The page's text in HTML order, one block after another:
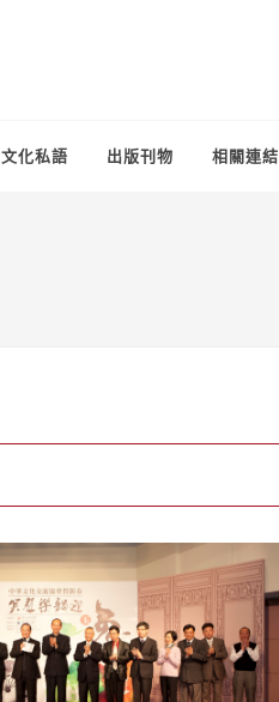
文化私語 出版刊物 相關連結